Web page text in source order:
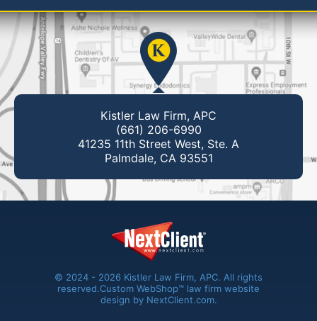
Kistler Law Firm, APC
(661) 206-6990
41235 11th Street West, Ste. A
Palmdale, CA 93551
© 2024 - 2026 Kistler Law Firm, APC. All rights
reserved.Custom WebShop™ law firm website
design by NextClient.com.